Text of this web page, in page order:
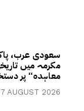
سعودی عرب،
مکرمہ میں
معاہدہ“ پر
7 AUGUST 2026